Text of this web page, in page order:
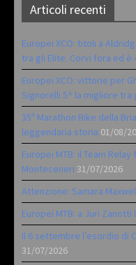
Articoli recenti
Europei XCO: titoli a
tra gli Elite. Corvi fora ed è
Europei XCO: vittorie per
Signorelli 5^ la migliore tra
35ª Marathon Bike della
leggendaria storia 01/08/
Europei MTB: il Team
Monteceneri 31/07/2026
Attenzione: Samara
Europei MTB: a Juri Zanotti
Il 6 settembre l’esordio di
31/07/2026